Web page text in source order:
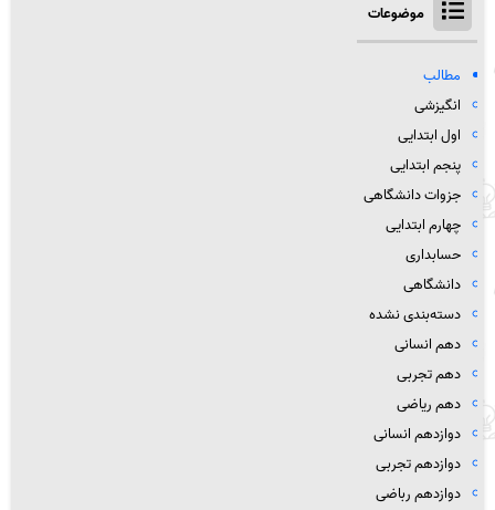
موضوعات
مطالب
انگیزشی
اول ابتدایی
پنجم ابتدایی
جزوات دانشگاهی
چهارم ابتدایی
حسابداری
دانشگاهی
دسته‌بندی نشده
دهم انسانی
دهم تجربی
دهم ریاضی
دوازدهم انسانی
دوازدهم تجربی
دوازدهم رباضی